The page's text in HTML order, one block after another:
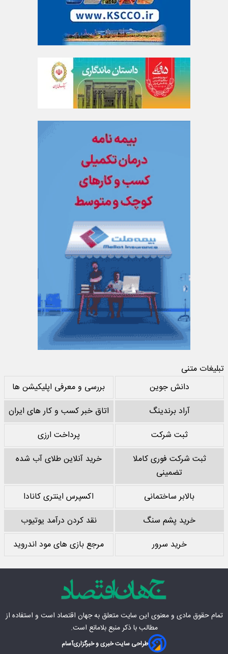
تبلیغات متنی
دانش جوین
بررسی و معرفی اپلیکیشن ها
آراد برندینگ
اتاق خبر کسب و کار های ایران
ثبت شرکت
پرداخت ارزی
ثبت شرکت فوری کاملا
تضمینی
خرید آنلاین طلای آب شده
بالابر ساختمانی
اکسپرس اینتری کانادا
خرید پشم سنگ
نقد کردن درآمد یوتیوب
خرید سرور
مرجع بازی های مود اندروید
تمام حقوق مادی‌ و معنوی این سایت متعلق بهجهان اقتصاد است و استفاده از
مطالب با ذکر منبع بلامانع است.
طراحی سایت خبری و خبرگزاریآسام